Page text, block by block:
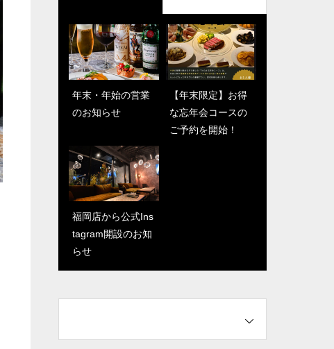
年末・年始の営業
のお知らせ
【年末限定】お得
な忘年会コースの
ご予約を開始！
福岡店から公式Ins
tagram開設のお知
らせ
【年末限定】お得
な忘年会コースの
新年のご挨拶
六本木店から公式I
nstagram開設のお
知らせ